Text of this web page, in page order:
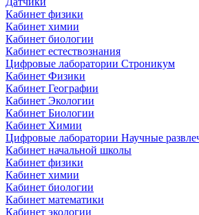
Кабинет физики
Кабинет химии
Кабинет биологии
Кабинет естествознания
Цифровые лаборатории Строникум
Кабинет Физики
Кабинет Географии
Кабинет Экологии
Кабинет Биологии
Кабинет Химии
Цифровые лаборатории Научные
Кабинет начальной школы
Кабинет физики
Кабинет химии
Кабинет биологии
Кабинет математики
Кабинет экологии